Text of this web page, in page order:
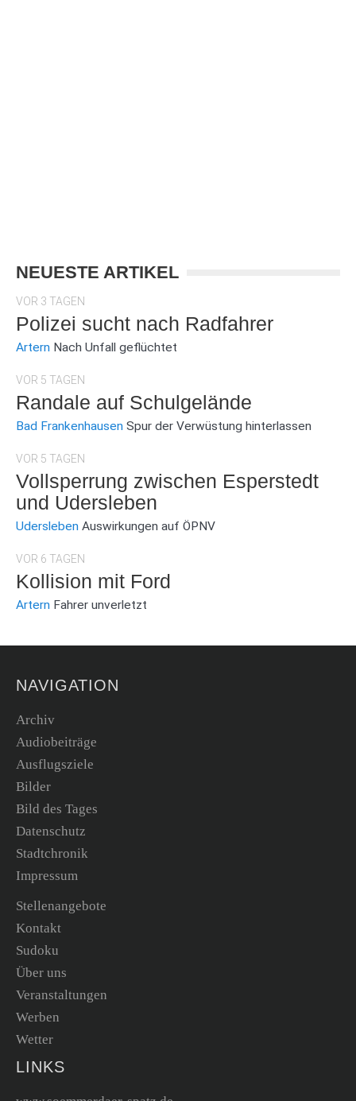
NEUESTE ARTIKEL
VOR 3 TAGEN
Polizei sucht nach Radfahrer
Artern Nach Unfall geflüchtet
VOR 5 TAGEN
Randale auf Schulgelände
Bad Frankenhausen Spur der Verwüstung hinterlassen
VOR 5 TAGEN
Vollsperrung zwischen Esperstedt
und Udersleben
Udersleben Auswirkungen auf ÖPNV
VOR 6 TAGEN
Kollision mit Ford
Artern Fahrer unverletzt
NAVIGATION
Archiv
Audiobeiträge
Ausflugsziele
Bilder
Bild des Tages
Datenschutz
Stadtchronik
Impressum
Stellenangebote
Kontakt
Sudoku
Über uns
Veranstaltungen
Werben
Wetter
LINKS